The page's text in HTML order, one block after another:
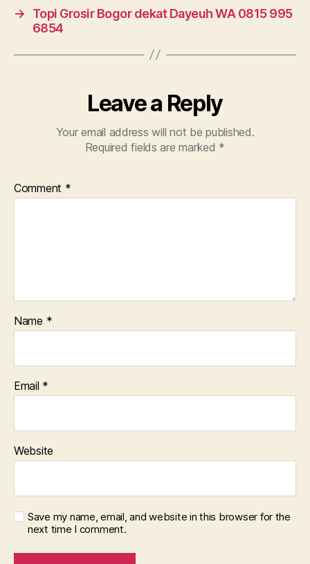
→
Topi Grosir Bogor dekat Dayeuh WA 0815 995
6854
Leave a Reply
Your email address will not be published.
Required fields are marked *
Comment *
Name *
Email *
Website
Save my name, email, and website in this browser for the
next time I comment.